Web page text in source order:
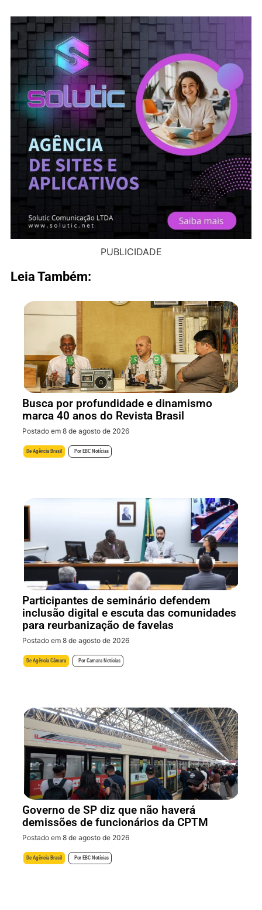
PUBLICIDADE
Leia Também:
Busca por profundidade e dinamismo
marca 40 anos do Revista Brasil
Postado em 8 de agosto de 2026
De Agência Brasil Por EBC Notícias
Participantes de seminário defendem
inclusão digital e escuta das comunidades
para reurbanização de favelas
Postado em 8 de agosto de 2026
De Agência Câmara Por Camara Notícias
Governo de SP diz que não haverá
demissões de funcionários da CPTM
Postado em 8 de agosto de 2026
De Agência Brasil Por EBC Notícias